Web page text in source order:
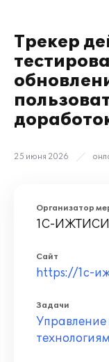
Трекер
25 июня 2026
Организатор
1С-ИЖТИСИ
Сайт
https://1с-
Задачи